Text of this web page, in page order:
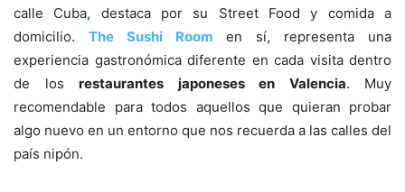
calle Cuba, destaca por su Street Food y comida a
domicilio. The Sushi Room en sí, representa una
experiencia gastronómica diferente en cada visita dentro
de los restaurantes japoneses en Valencia. Muy
recomendable para todos aquellos que quieran probar
algo nuevo en un entorno que nos recuerda a las calles del
país nipón.